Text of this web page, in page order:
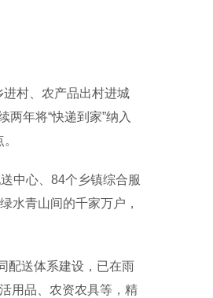
村、农产品出村进城
年将“快递到家”纳入
中心、84个乡镇综合服
水青山间的千家万户，
送体系建设，已在雨
用品、农资农具等，精